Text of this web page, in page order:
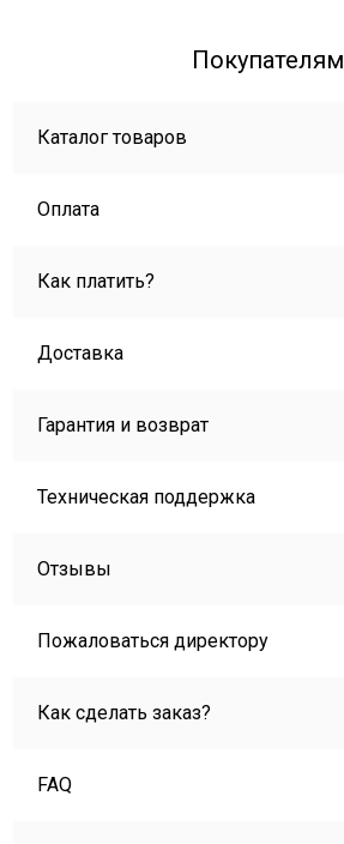
Покупателям
Каталог товаров
Оплата
Как платить?
Доставка
Гарантия и возврат
Техническая поддержка
Отзывы
Пожаловаться директору
Как сделать заказ?
FAQ